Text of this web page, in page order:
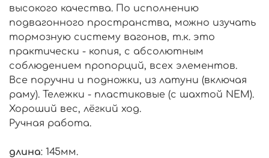
высокого качества. По исполнению
подвагонного пространства, можно изучать
тормозную систему вагонов, т.к. это
практически - копия, с абсолютным
соблюдением пропорций, всех элементов.
Все поручни и подножки, из латуни (включая
раму). Тележки - пластиковые (с шахтой NEM).
Хороший вес, лёгкий ход.
Ручная работа.
длина: 145мм.